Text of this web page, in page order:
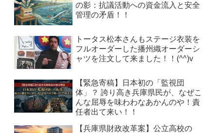
の影：抗議活動への資金流入と安全
管理の矛盾！！
トータス松本さんもステージ衣装を
フルオーダーした播州織オーダーシ
ャツを注文して来ました！！(^^)v
【緊急寄稿】日本初の「監視団
体」？ 誇り高き兵庫県民が、なぜこ
んな屈辱を味わわなあかんのや！責
任者出て来い！！
【兵庫県財政改革案】公立高校の